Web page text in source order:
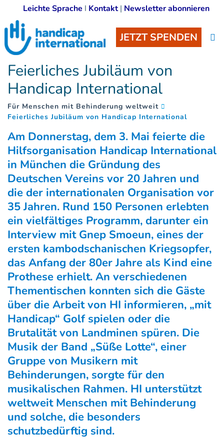
Leichte Sprache I Kontakt| Newsletter abonnieren
JETZT SPENDEN
Feierliches Jubiläum von
Handicap International
Für Menschen mit Behinderung weltweit
Feierliches Jubiläum von Handicap International(
Am Donnerstag, dem 3. Mai feierte die
Hilfsorganisation Handicap International
in München die Gründung des
Deutschen Vereins vor 20 Jahren und
die der internationalen Organisation vor
35 Jahren. Rund 150 Personen erlebten
ein vielfältiges Programm, darunter ein
Interview mit Gnep Smoeun, eines der
ersten kambodschanischen Kriegsopfer,
das Anfang der 80er Jahre als Kind eine
Prothese erhielt. An verschiedenen
Thementischen konnten sich die Gäste
über die Arbeit von HI informieren, „mit
Handicap“ Golf spielen oder die
Brutalität von Landminen spüren. Die
Musik der Band „Süße Lotte“, einer
Gruppe von Musikern mit
Behinderungen, sorgte für den
musikalischen Rahmen. HI unterstützt
weltweit Menschen mit Behinderung
und solche, die besonders
schutzbedürftig sind.